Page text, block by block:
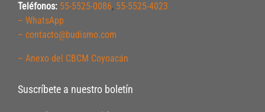
Teléfonos: 55-5525-0086, 55-5525-4023
– WhatsApp
– contacto@budismo.com
– Anexo del CBCM Coyoacán
Suscríbete a nuestro boletín